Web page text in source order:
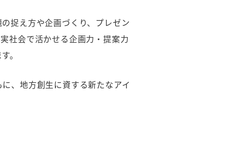
捉え方や企画づくり、プレゼン
社会で活かせる企画力・提案力
。
、地方創生に資する新たなアイ